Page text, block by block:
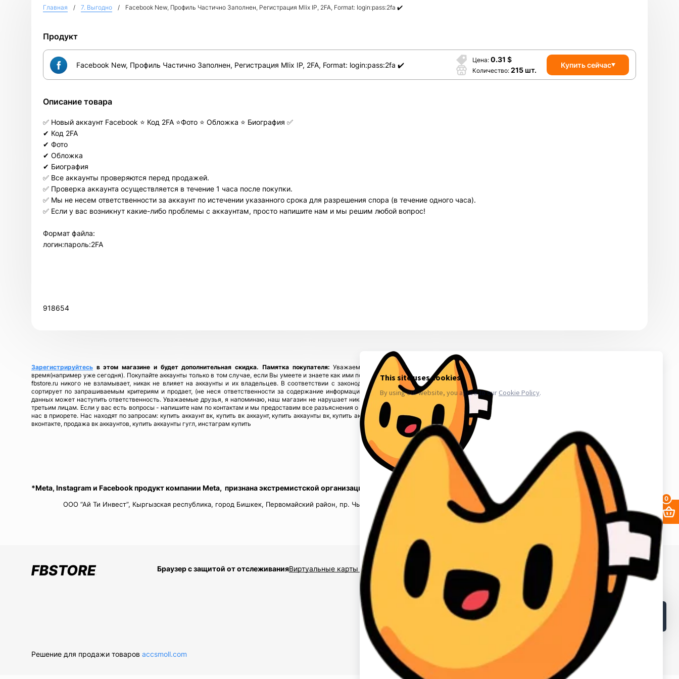
Главная 7. Выгодно Facebook New, Профиль Частично Заполнен, Регистрация MIix IP, 2FA, Format: login:pass:2fa ✔️
Продукт
Facebook New, Профиль Частично Заполнен, Регистрация MIix IP, 2FA, Format: login:pass:2fa ✔️
Цена 0.31 $
Количество 215 шт.
Купить сейчас
Описание товара
✅ Новый аккаунт Facebook ⭐ Код 2FA ⭐Фото ⭐ Обложка ⭐ Биография ✅
✔ Код 2FA
✔ Фото
✔ Обложка
✔ Биография
✅ Все аккаунты проверяются перед продажей.
✅ Проверка аккаунта осуществляется в течение 1 часа после покупки.
✅ Мы не несем ответственности за аккаунт по истечении указанного срока для разрешения спора (в течение одного часа).
✅ Если у вас возникнут какие-либо проблемы с аккаунтам, просто напишите нам и мы решим любой вопрос!
Формат файла:
логин:пароль:2FA
918654
Зарегистрируйтесь в этом магазине и будет дополнительная скидка. Памятка покупателя:Уважаемые покупатели, приобретайте то количество, которое сможете использовать в ближайшее
время(например уже сегодня). Покупайте аккаунты только в том случае, если Вы умеете и знаете как ими пользоваться! Если у Вас возникают проблемы с аккаунтами - обратитесь в поддержку. Магазин
fbstore.ru никого не взламывает, никак не влияет на аккаунты и их владельцев. В соответствии с законодательством! Магазин fbstore.ru в свою очередь, покупает услуги информационного доступа,
сортирует по запрашиваемым критериям и продает, (не неся ответственности за содержание информации), предупреждая, что в случае уничтожения, блокирования, модификации либо копировании
данных может наступить ответственность. Уважаемые друзья, я напоминаю, наш магазин не нарушает никаких законов и не каких прав третьих лиц. Весь товар который мы предлагаем не принадлежит
третьим лицам. Если у вас есть вопросы - напишите нам по контактам и мы предоставим все разъяснения о происхождении товаров. Мы уважаем закон и стабильность в работе нас и наших клиентов для
нас в приорете. Нас находят по запросам: купить аккаунт вк, купить вк аккаунт, купить аккаунты вк, купить аккаунты инстаграм, купить аккаунт в вк, биржа аккаунтов, аккаунты инстаграм, купить аккаунты
вконтакте, продажа вк аккаунтов, купить аккаунты гугл, инстаграм купить
*Meta, Instagram и Facebook продукт компании Meta, признана экстремистской организацией в России.
ООО “Ай Ти Инвест”, Кыргызская республика, город Бишкек, Первомайский район, пр. Чынгыз Айтматов, д.16, кв.68. ИНН в Кыргызской республике: 02405202310226.
Браузер с защитой от отслеживанияВиртуальные карты $2,5 Накрутка подписчиков и лайков Заработать Кабинет поставщикаБраузеры
Как получать выгоднее?Контакты
Поддержка магазина
Решение для продажи товаров accsmoll.com
0
Всего позиций в корзине
Всего товара в корзине
(шт)
Сумма к оплате (без скидок)